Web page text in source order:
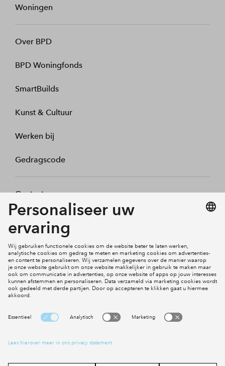
Woningen
Over BPD
BPD Woningfonds
SmartBuilds
Kunst & Cultuur
Werken bij
Gedragscode
Contact
Mijn profiel
Social Media
Cookies